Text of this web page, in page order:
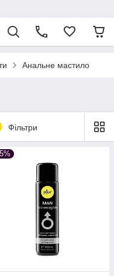
Анальне мастило
Фільтри